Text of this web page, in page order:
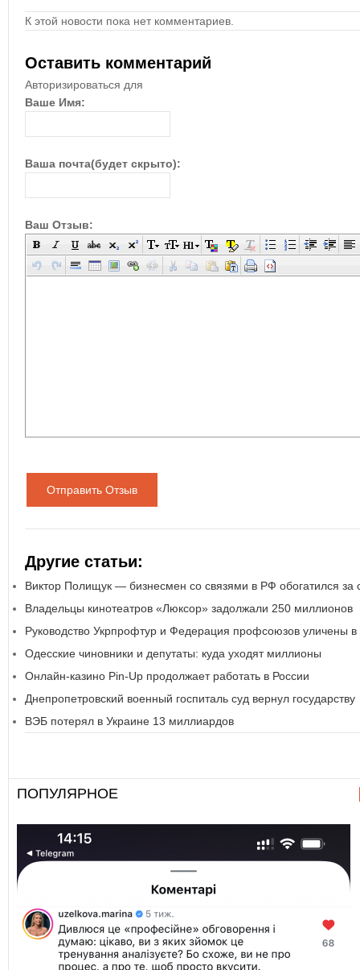
К этой новости пока нет комментариев.
Оставить комментарий
Авторизироваться для
Ваше Имя:
Ваша почта(будет скрыто):
Ваш Отзыв:
Отправить Отзыв
Другие статьи:
Виктор Полищук — бизнесмен со связями в РФ обогатился за
Владельцы кинотеатров «Люксор» задолжали 250 миллионов
Руководство Укрпрофтур и Федерация профсоюзов уличены в
Одесские чиновники и депутаты: куда уходят миллионы
Онлайн-казино Pin-Up продолжает работать в России
Днепропетровский военный госпиталь суд вернул государству
ВЭБ потерял в Украине 13 миллиардов
ПОПУЛЯРНОЕ